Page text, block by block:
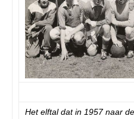
Het elftal dat in 1957 naar